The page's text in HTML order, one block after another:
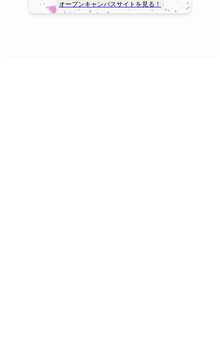
オープンキャンパスサイトを見る！
copyright © TOHO GAKUEN All Rights Reserved.